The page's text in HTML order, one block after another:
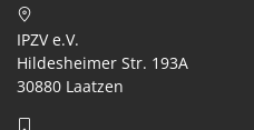
IPZV e.V.
Hildesheimer Str. 193A
30880 Laatzen